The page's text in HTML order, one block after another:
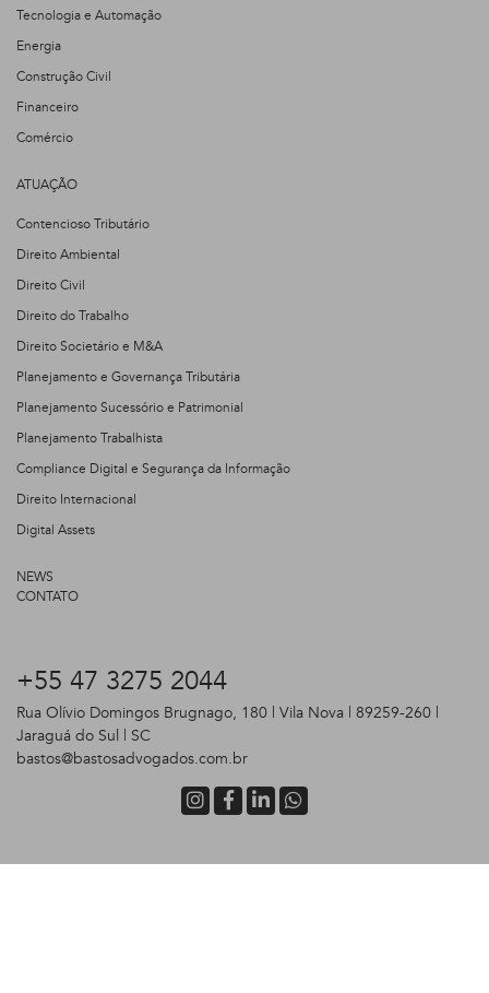
Tecnologia e Automação
Energia
Construção Civil
Financeiro
Comércio
ATUAÇÃO
Contencioso Tributário
Direito Ambiental
Direito Civil
Direito do Trabalho
Direito Societário e M&A
Planejamento e Governança Tributária
Planejamento Sucessório e Patrimonial
Planejamento Trabalhista
Compliance Digital e Segurança da Informação
Direito Internacional
Digital Assets
NEWS
CONTATO
+55 47 3275 2044
Rua Olívio Domingos Brugnago, 180 | Vila Nova | 89259-260 |
Jaraguá do Sul | SC
bastos@bastosadvogados.com.br